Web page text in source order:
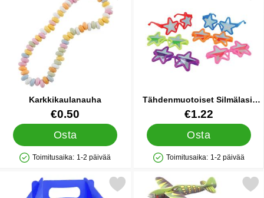
Karkkikaulanauha
Tuote.nro 10739
€0.50
Osta
Saatavuus: Varastossa
Toimitusaika: 1-2 päivää
Tähdenmuotoiset Silmälasit
Lapsille
Tuote.nro 85128
€1.22
Osta
Saatavuus: Varastossa
Toimitusaika: 1-2 päivää
Merkitse lahjarasia Royal Blue suosikiksi
Merkitse